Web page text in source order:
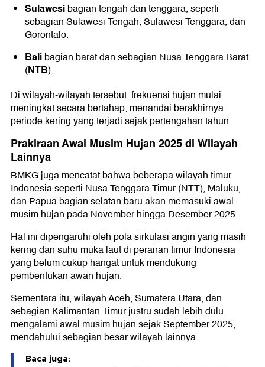
Sulawesibagian tengah dan tenggara, seperti
sebagian Sulawesi Tengah, Sulawesi Tenggara, dan
Gorontalo.
Balibagian barat dan sebagian Nusa Tenggara Barat
(NTB).
Di wilayah-wilayah tersebut, frekuensi hujan mulai
meningkat secara bertahap, menandai berakhirnya
periode kering yang terjadi sejak pertengahan tahun.
Prakiraan Awal Musim Hujan 2025 di Wilayah
Lainnya
BMKG juga mencatat bahwa beberapa wilayah timur
Indonesia seperti Nusa Tenggara Timur (NTT), Maluku,
dan Papua bagian selatan baru akan memasuki awal
musim hujan pada November hingga Desember 2025.
Hal ini dipengaruhi oleh pola sirkulasi angin yang masih
kering dan suhu muka laut di perairan timur Indonesia
yang belum cukup hangat untuk mendukung
pembentukan awan hujan.
Sementara itu, wilayah Aceh, Sumatera Utara, dan
sebagian Kalimantan Timur justru sudah lebih dulu
mengalami awal musim hujan sejak September 2025,
mendahului sebagian besar wilayah lainnya.
Baca juga: